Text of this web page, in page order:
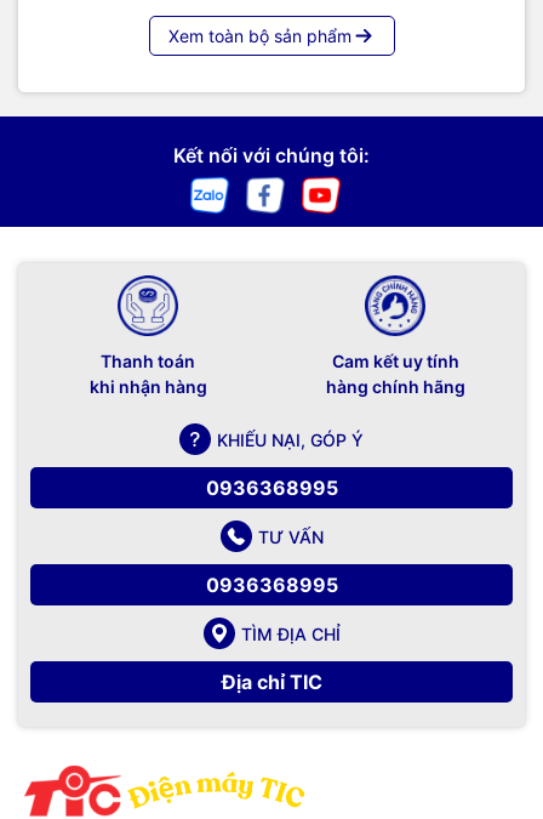
Xem toàn bộ sản phẩm
Kết nối với chúng tôi:
Thanh toán
khi nhận hàng
Cam kết uy tính
hàng chính hãng
KHIẾU NẠI, GÓP Ý
0936368995
TƯ VẤN
0936368995
TÌM ĐỊA CHỈ
Địa chỉ TIC